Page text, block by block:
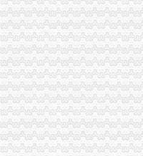
怎么办理公司注销注销公司的流程公司
2016年公司注销流程及费用
公司注销,注销公司流程及费用,商务签
渝中区虎头岩
渝中区虎头岩片区协信阿卡迪亚商铺出
现房！现房！渝中区虎头岩揽江雅苑
高九路.虎头岩_渝中区租房_渝房网
重庆渝中区虎头岩社区办理低保是每月
虎头岩隧道-渝中区POI数据-重庆市POI
【7图】（出售）渝中区虎头岩协信品
地址：重庆渝中区大坪总部城虎头岩中
大坪虎头岩渝中区车管所在哪里啊？-